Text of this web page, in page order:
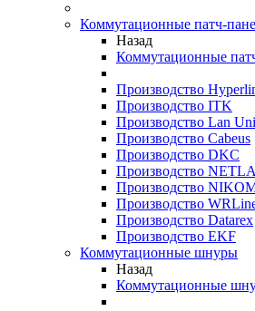
Коммутационные патч-
Назад
Коммутационные
Производство
Производство ITK
Производство Lan
Производство Cabeus
Производство DKC
Производство
Производство
Производство
Производство Datarex
Производство EKF
Коммутационные шнуры
Назад
Коммутационные